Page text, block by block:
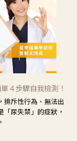
４步驟自我檢測！
排斥性行為、無法出
尿失禁」的症狀，